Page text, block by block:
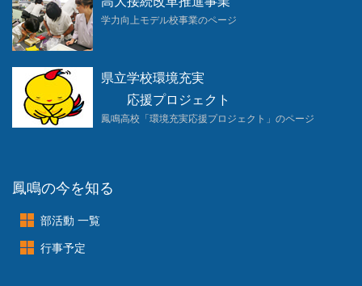
学力向上モデル校事業のページ
県立学校環境充実
応援プロジェクト
鳳鳴高校「環境充実応援プロジェクト」のページ
鳳鳴の今を知る
部活動 一覧
行事予定